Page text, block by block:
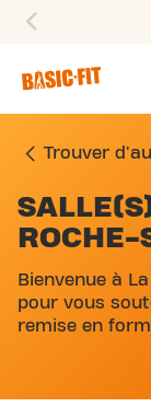
Trouver
SKIP MAP
ROCHE-
Bienvenue à
pour vous
remise en